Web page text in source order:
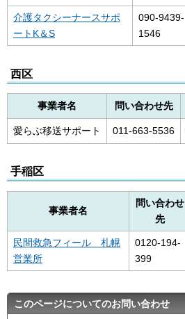
介護タクシーナースサポ
ートK＆S
090-9439-
1546
西区
事業者名 問い合わせ先
愛らぶ移送サポート 011-663-5536
手稲区
事業者名
問い合わせ
先
民間救急フィール 札幌
営業所
0120-194-
399
このページについてのお問い合わせ